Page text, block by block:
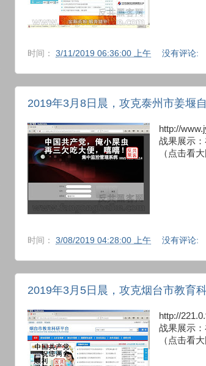
时间： 3/11/2019 06:36:00 上午 没有评论:
2019年3月8日晨，攻克泰州市姜堰
http://
战果展示
（点击看大
时间： 3/08/2019 04:28:00 上午 没有评论:
2019年3月5日晨，攻克烟台市教育
http://
战果展示
（点击看大